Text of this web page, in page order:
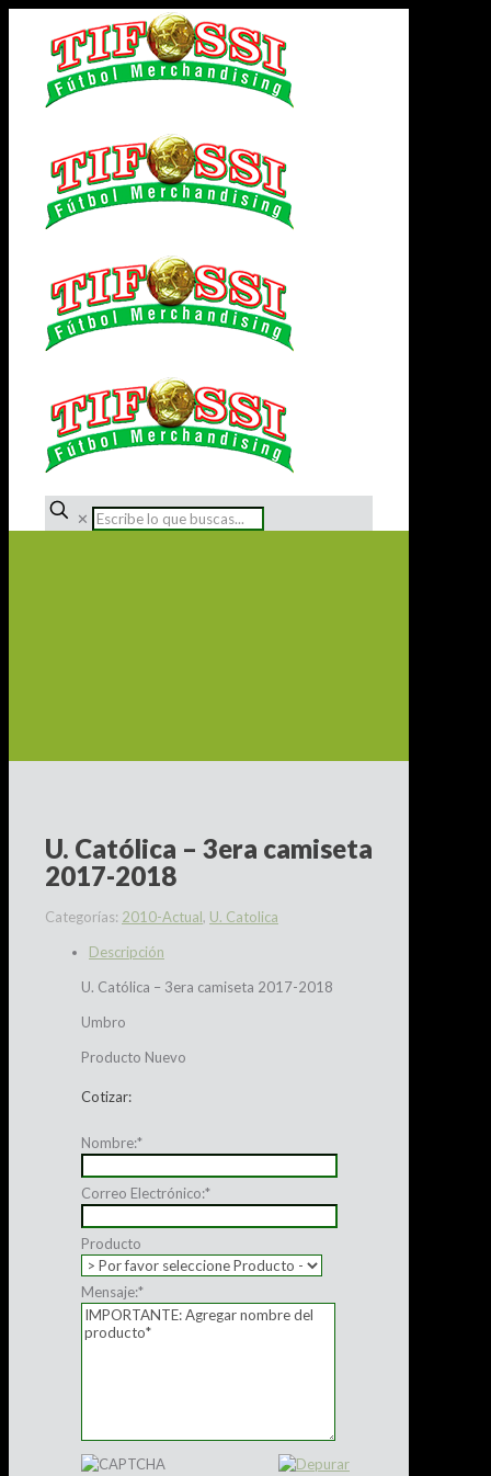
✕
U. Católica – 3era camiseta
2017-2018
Categorías: 2010-Actual, U. Catolica
Descripción
U. Católica – 3era camiseta 2017-2018
Umbro
Producto Nuevo
Cotizar:
Nombre:*
Correo Electrónico:*
Producto
Mensaje:*